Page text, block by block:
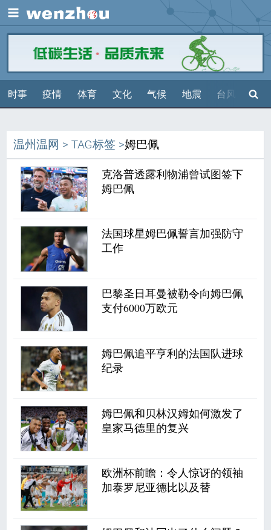
展开
时事 疫情 体育 文化 气候 地震 台风 天气
搜索
温州温网 >TAG标签 >姆巴佩
克洛普透露利物浦曾试图签下
姆巴佩
法国球星姆巴佩誓言加强防守
工作
巴黎圣日耳曼被勒令向姆巴佩
支付6000万欧元
姆巴佩追​​平亨利的法国队进球
纪录
姆巴佩和贝林汉姆如何激发了
皇家马德里的复兴
欧洲杯前瞻：令人惊讶的领袖
加泰罗尼亚德比以及替